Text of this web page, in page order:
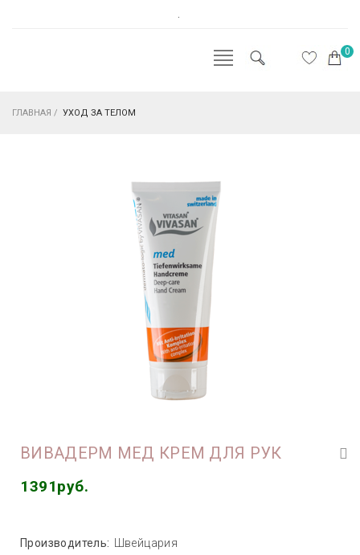
.
0
ГЛАВНАЯ / УХОД ЗА ТЕЛОМ
ВИВАДЕРМ МЕД КРЕМ ДЛЯ РУК
1391руб.
Производитель:
Швейцария